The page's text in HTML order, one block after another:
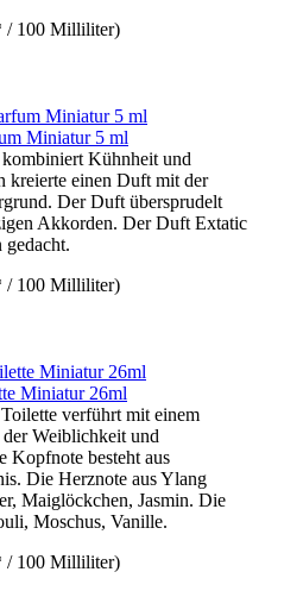
/ 100 Milliliter)
Miniatur 5 ml
Kühnheit und
kreierte einen Duft mit der
Der Duft übersprudelt
Akkorden. Der Duft Extatic
gedacht.
/ 100 Milliliter)
Miniatur 26ml
verführt mit einem
Weiblichkeit und
Kopfnote besteht aus
Die Herznote aus Ylang
Maiglöckchen, Jasmin. Die
Moschus, Vanille.
/ 100 Milliliter)